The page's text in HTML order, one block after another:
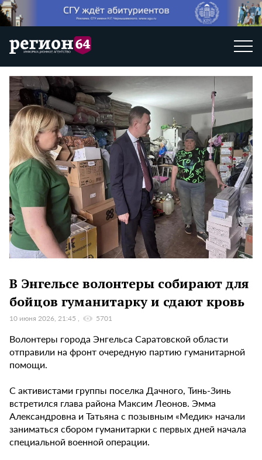
В Энгельсе волонтеры собирают для
бойцов гуманитарку и сдают кровь
10 июня 2026, 21:45 5701
Волонтеры города Энгельса Саратовской области
отправили на фронт очередную партию гуманитарной
помощи.
С активистами группы поселка Дачного, Тинь-Зинь
встретился глава района Максим Леонов. Эмма
Александровна и Татьяна с позывным «Медик» начали
заниматься сбором гуманитарки с первых дней начала
специальной военной операции.